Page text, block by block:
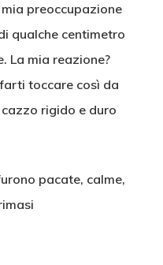
preoccupazione
qualche centimetro
La mia reazione?
toccare così da
rigido e duro
pacate, calme,